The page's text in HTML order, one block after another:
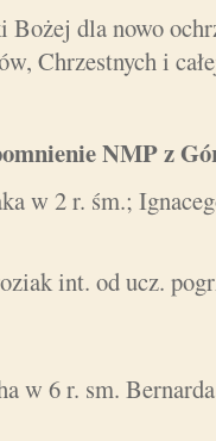
Bożej dla nowo
Chrzestnych i
NMP z
w 2 r. śm.;
int. od ucz.
w 6 r. sm.